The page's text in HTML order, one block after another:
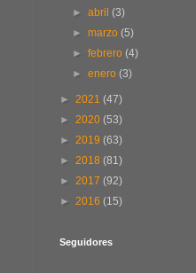
►abril(3)
►marzo(5)
►febrero(4)
►enero(3)
► 2021 (47)
► 2020 (53)
► 2019 (63)
► 2018 (81)
► 2017 (92)
► 2016 (15)
Seguidores